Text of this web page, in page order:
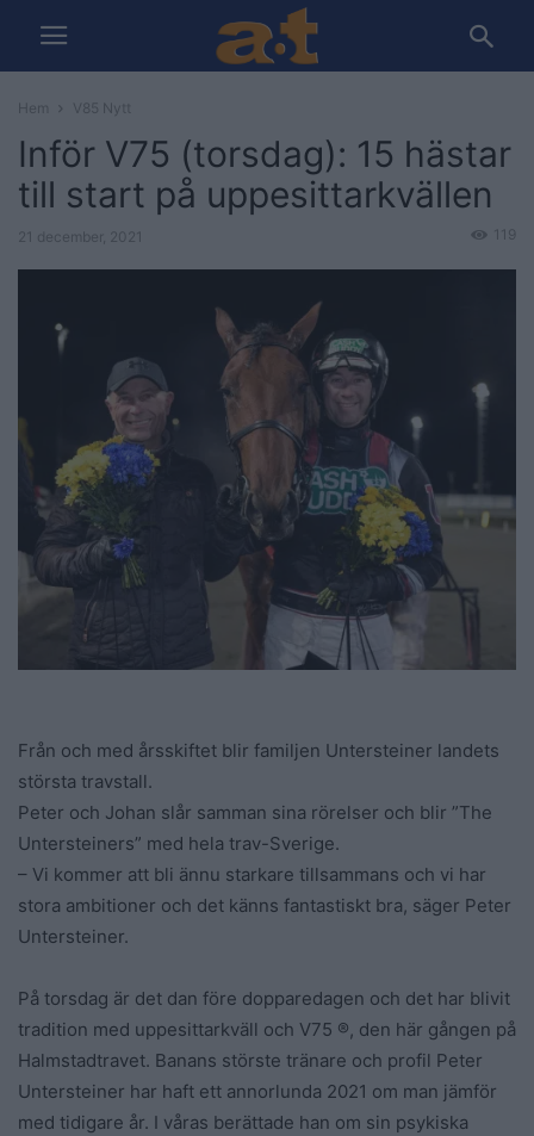
Hem V85 Nytt
Inför V75 (torsdag): 15 hästar
till start på uppesittarkvällen
21 december, 2021 119
Från och med årsskiftet blir familjen Untersteiner landets
största travstall.
Peter och Johan slår samman sina rörelser och blir ”The
Untersteiners” med hela trav-Sverige.
– Vi kommer att bli ännu starkare tillsammans och vi har
stora ambitioner och det känns fantastiskt bra, säger Peter
Untersteiner.
På torsdag är det dan före dopparedagen och det har blivit
tradition med uppesittarkväll och V75 ®, den här gången på
Halmstadtravet. Banans störste tränare och profil Peter
Untersteiner har haft ett annorlunda 2021 om man jämför
med tidigare år. I våras berättade han om sin psykiska